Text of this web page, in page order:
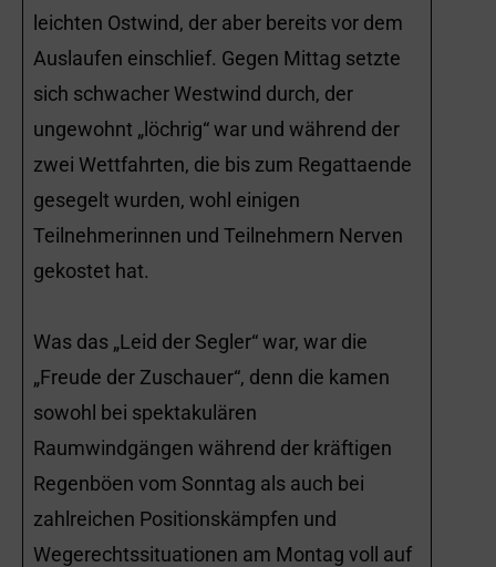
leichten Ostwind, der aber bereits vor dem
Auslaufen einschlief. Gegen Mittag setzte
sich schwacher Westwind durch, der
ungewohnt „löchrig“ war und während der
zwei Wettfahrten, die bis zum Regattaende
gesegelt wurden, wohl einigen
Teilnehmerinnen und Teilnehmern Nerven
gekostet hat.
Was das „Leid der Segler“ war, war die
„Freude der Zuschauer“, denn die kamen
sowohl bei spektakulären
Raumwindgängen während der kräftigen
Regenböen vom Sonntag als auch bei
zahlreichen Positionskämpfen und
Wegerechtssituationen am Montag voll auf